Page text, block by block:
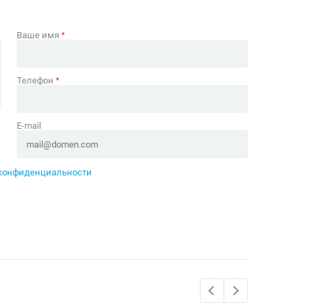
Ваше имя *
Телефон *
E-mail